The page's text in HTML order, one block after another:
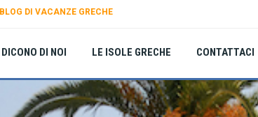
BLOG DI VACANZE GRECHE
DICONO DI NOI LE ISOLE GRECHE CONTATTACI